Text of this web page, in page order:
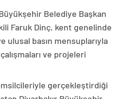
Büyükşehir Belediye Başkan
Faruk Dinç, kent genelinde
basın mensuplarıyla
ve projeleri
gerçekleştirdiği